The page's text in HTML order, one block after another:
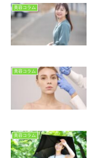
美容コラム
美容コラム
美容コラム